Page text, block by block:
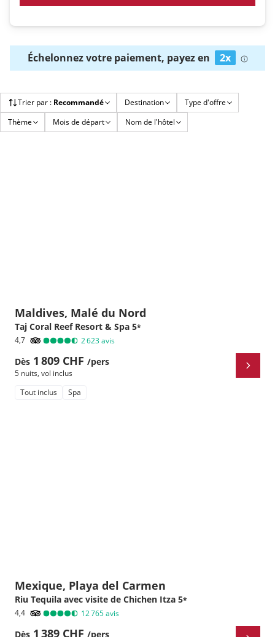
Échelonnez votre paiement, payez en 2x
Trier par : Recommandé Destination
Type d'offre
Thème
Mois de départ Nom de l'hôtel
Maldives, Malé du Nord
Taj Coral Reef Resort & Spa 5*
4,7 2 623avis
Dès 1 809 CHF /pers
5 nuits, vol inclus
Tout inclus
Spa
Mexique, Playa del Carmen
Riu Tequila avec visite de Chichen Itza 5*
4,4 12 765avis
Dès 1 389 CHF /pers